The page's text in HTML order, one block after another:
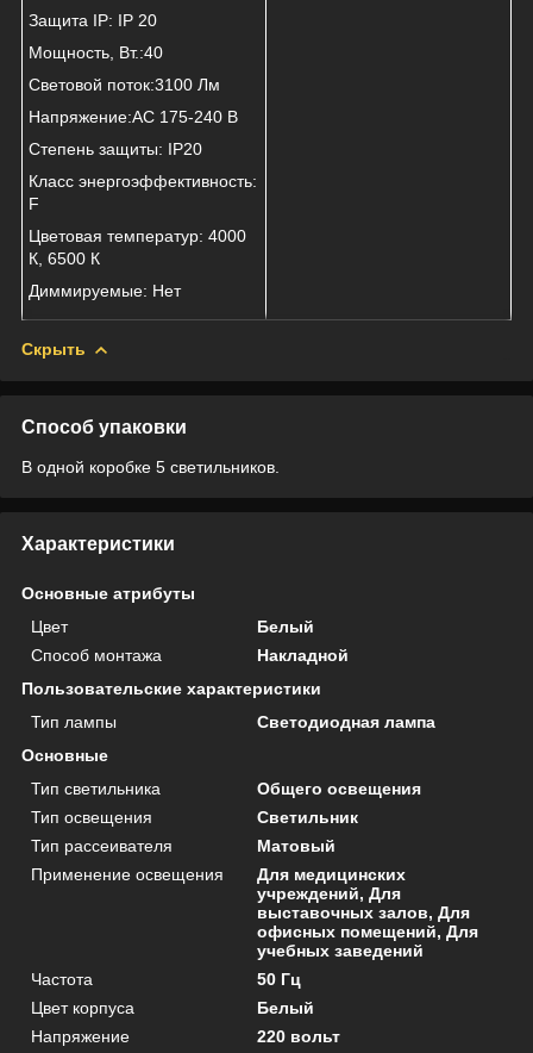
Защита IP: IP 20
Мощность, Вт.:40
Световой поток:3100 Лм
Напряжение:AC 175-240 В
Степень защиты: IP20
Класс энергоэффективность:
F
Цветовая температур: 4000
К, 6500 К
Диммируемые: Нет
Скрыть
Способ упаковки
В одной коробке 5 светильников.
Характеристики
Основные атрибуты
Цвет
Белый
Способ монтажа
Накладной
Пользовательские характеристики
Тип лампы
Светодиодная лампа
Основные
Тип светильника
Общего освещения
Тип освещения
Светильник
Тип рассеивателя
Матовый
Применение освещения
Для медицинских
учреждений, Для
выставочных залов, Для
офисных помещений, Для
учебных заведений
Частота
50 Гц
Цвет корпуса
Белый
Напряжение
220 вольт